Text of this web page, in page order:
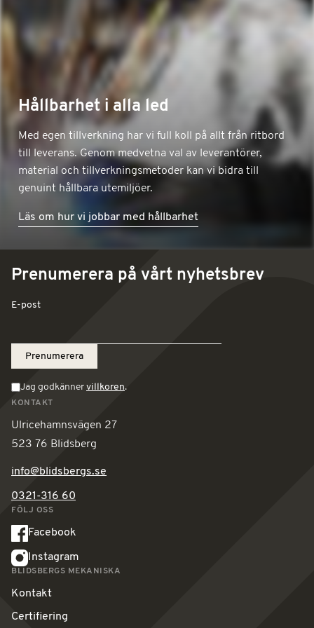
Hållbarhet i alla led
Med egen tillverkning har vi full koll på allt från ritbord
till leverans. Genom medvetna val av leverantörer,
material och tillverkningsmetoder kan vi bidra till
genuint hållbara utemiljöer.
Läs om hur vi jobbar med hållbarhet
KONTAKT
Ulricehamnsvägen 27
523 76 Blidsberg
info@blidsbergs.se
0321-316 60
FÖLJ OSS
Facebook
Instagram
BLIDSBERGS MEKANISKA
Kontakt
Certifiering
Prenumerera på vårt nyhetsbrev
E-post
Jag godkänner villkoren.